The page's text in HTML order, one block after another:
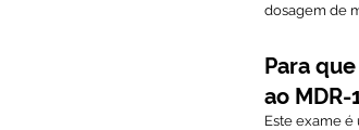
dosagem de
Para
ao MDR-
Este exame é